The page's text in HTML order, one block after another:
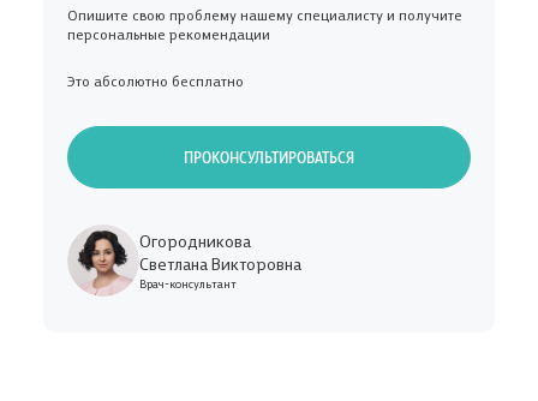
Опишите свою проблему нашему специалисту и получите
персональные рекомендации
Это абсолютно бесплатно
ПРОКОНСУЛЬТИРОВАТЬСЯ
Огородникова
Светлана Викторовна
Врач-консультант